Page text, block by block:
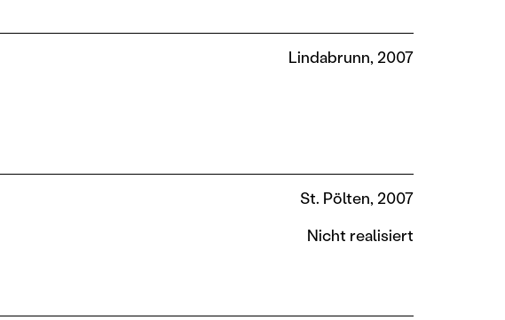
Lindabrunn, 2007
St. Pölten, 2007
Nicht realisiert